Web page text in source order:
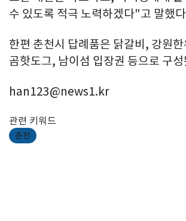
수 있도록 적극 노력하겠다"고 말했
한편 춘천시 답례품은 닭갈비, 강원
곰핫도그, 남이섬 입장권 등으로 구
han123@news1.kr
관련 키워드
춘천